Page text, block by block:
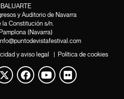
BALUARTE
y Auditorio de Navarra
la Constitución s/n.
(Navarra)
y aviso legal | Política de cookies
Twitter
Facebook
Youtube
Flickr